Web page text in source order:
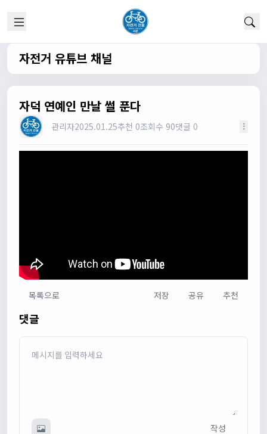
1/22/2025
원행13:19:45
원행13:19:59
새로운 자전거 커뮤니티가 되겠네요
관리자
모두들 환영합니다 :)
타데이포가차13:29:16
다다우운
관리자13:50:05
이름/휴대폰 번호는 이벤트에 활용될수 있다는 항목을 추가
자전거 유튜브 채널
자덕 연예인 만날 썰 푼다
관리자2025.01.25추천 0조회수 90댓글 0
목록으로 저장 공유 추천
댓글
작성